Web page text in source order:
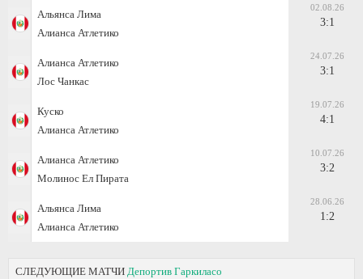
Альянса Лима
Алианса Атлетико
02.08.26
3:1
Алианса Атлетико
Лос Чанкас
24.07.26
3:1
Куско
Алианса Атлетико
19.07.26
4:1
Алианса Атлетико
Молинос Ел Пирата
10.07.26
3:2
Альянса Лима
Алианса Атлетико
28.06.26
1:2
СЛЕДУЮЩИЕ МАТЧИ Депортив Гаркиласо